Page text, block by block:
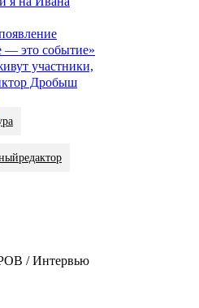
— это событие»
участники,
Дробыш
/ Интервью